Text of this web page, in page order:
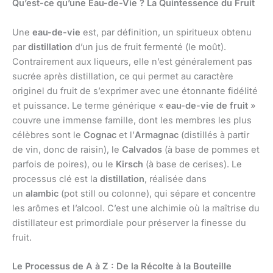
Qu’est-ce qu’une Eau-de-Vie ? La Quintessence du Fruit
Une eau-de-vie est, par définition, un spiritueux obtenu
par distillation d’un jus de fruit fermenté (le moût).
Contrairement aux liqueurs, elle n’est généralement pas
sucrée après distillation, ce qui permet au caractère
originel du fruit de s’exprimer avec une étonnante fidélité
et puissance. Le terme générique « eau-de-vie de fruit »
couvre une immense famille, dont les membres les plus
célèbres sont le Cognac et l’Armagnac (distillés à partir
de vin, donc de raisin), le Calvados (à base de pommes et
parfois de poires), ou le Kirsch (à base de cerises). Le
processus clé est la distillation, réalisée dans
un alambic (pot still ou colonne), qui sépare et concentre
les arômes et l’alcool. C’est une alchimie où la maîtrise du
distillateur est primordiale pour préserver la finesse du
fruit.
Le Processus de A à Z : De la Récolte à la Bouteille